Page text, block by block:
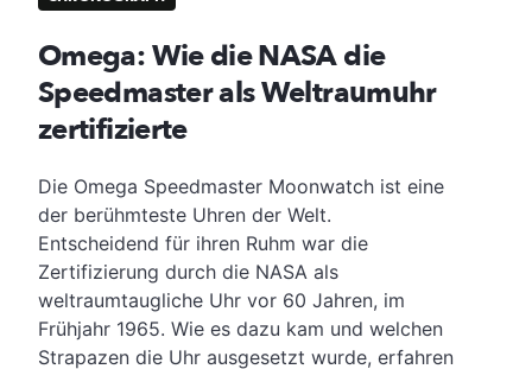
Omega: Wie die NASA die
Speedmaster als Weltraumuhr
zertifizierte
Die Omega Speedmaster Moonwatch ist eine
der berühmteste Uhren der Welt.
Entscheidend für ihren Ruhm war die
Zertifizierung durch die NASA als
weltraumtaugliche Uhr vor 60 Jahren, im
Frühjahr 1965. Wie es dazu kam und welchen
Strapazen die Uhr ausgesetzt wurde, erfahren